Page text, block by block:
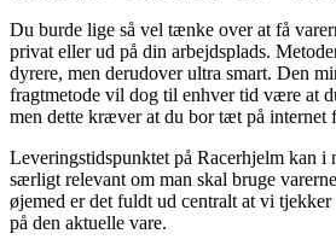
Du burde lige så vel tænke over at få
privat eller ud på din arbejdsplads.
dyrere, men derudover ultra smart. Den
fragtmetode vil dog til enhver tid være at
men dette kræver at du bor tæt på internet
Leveringstidspunktet på Racerhjelm kan
særligt relevant om man skal bruge
øjemed er det fuldt ud centralt at vi tjekker
på den aktuelle vare.